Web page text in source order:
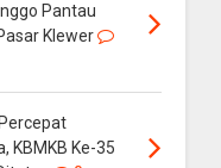
Pantau
Klewer
KBMKB Ke-35